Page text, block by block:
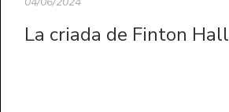
La criada de Finton Hall